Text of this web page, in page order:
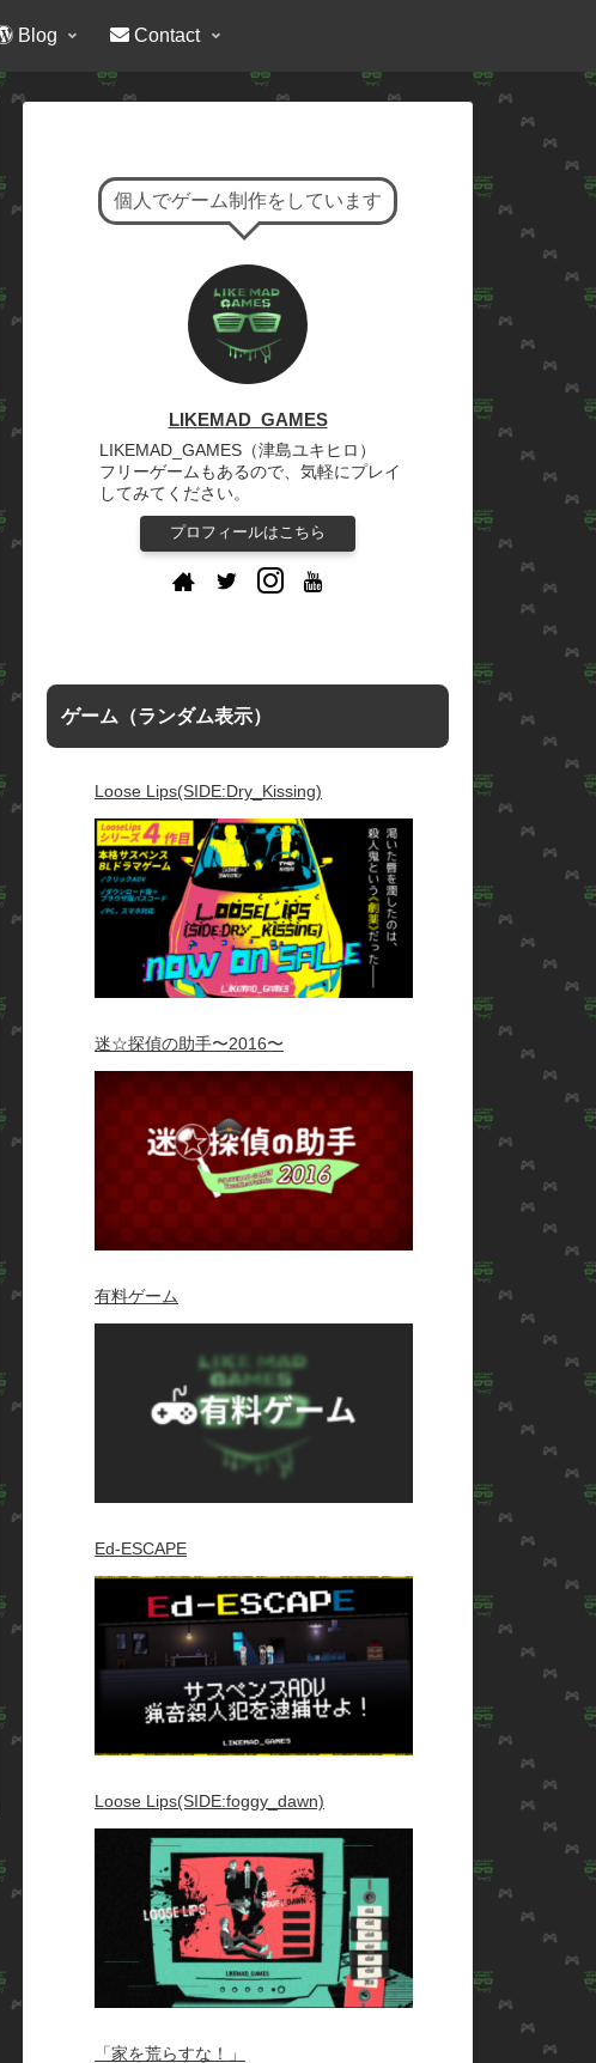
Blog Contact
個人でゲーム制作をしています
LIKEMAD_GAMES
LIKEMAD_GAMES（津島ユキヒロ）
フリーゲームもあるので、気軽にプレイ
してみてください。
プロフィールはこちら
ゲーム（ランダム表示）
Loose Lips(SIDE:Dry_Kissing)
迷☆探偵の助手〜2016〜
有料ゲーム
Ed-ESCAPE
Loose Lips(SIDE:foggy_dawn)
「家を荒らすな！」